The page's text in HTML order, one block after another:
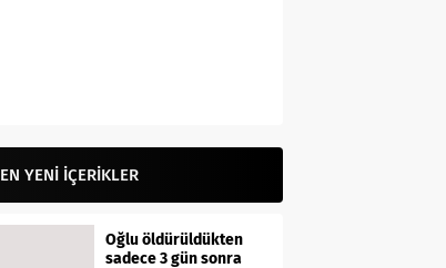
EN YENİ İÇERİKLER
Oğlu öldürüldükten
sadece 3 gün sonra